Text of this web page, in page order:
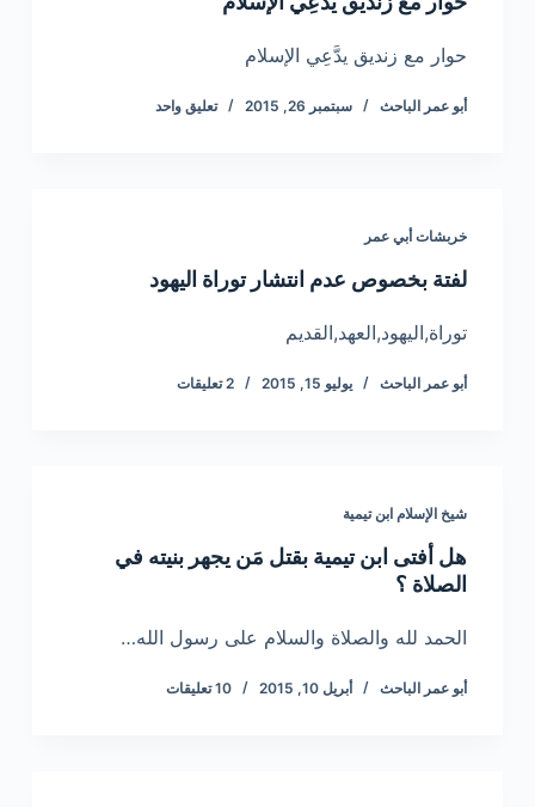
حوار مع زنديق يدَّعِي الإسلام
أبو عمر الباحث سبتمبر 26, 2015 تعليق واحد
خربشات أبي عمر
لفتة بخصوص عدم انتشار توراة اليهود
توراة,اليهود,العهد,القديم
أبو عمر الباحث يوليو 15, 2015 2 تعليقات
شيخ الإسلام ابن تيمية
هل أفتى ابن تيمية بقتل مَن يجهر بنيته في
الصلاة ؟
الحمد لله والصلاة والسلام على رسول الله…
أبو عمر الباحث أبريل 10, 2015 10 تعليقات